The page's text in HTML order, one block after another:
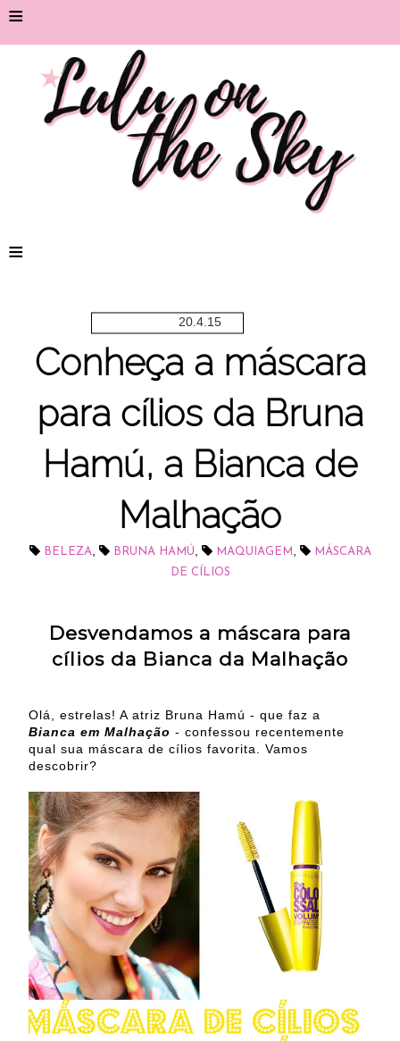
≡
≡
20.4.15
Conheça a máscara
para cílios da Bruna
Hamú, a Bianca de
Malhação
BELEZA, BRUNA HAMÚ, MAQUIAGEM ,
MÁSCARA
DE CÍLIOS
Desvendamos a máscara para
cílios da Bianca da Malhação
Olá, estrelas! A atriz Bruna Hamú - que faz a
Bianca em Malhação - confessou recentemente
qual sua máscara de cílios favorita. Vamos
descobrir?